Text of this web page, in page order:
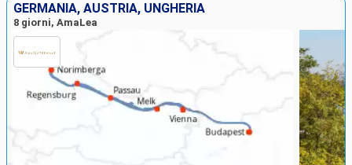
GERMANIA, AUSTRIA, UNGHERIA
8 giorni, AmaLea